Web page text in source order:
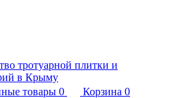
товары 0 Корзина 0